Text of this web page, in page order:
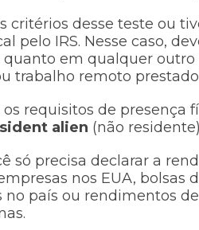
critérios desse teste ou
pelo IRS. Nesse caso,
quanto em qualquer
trabalho remoto
requisitos de presença
alien (não
só precisa declarar a
nos EUA, bolsas
no país ou rendimentos